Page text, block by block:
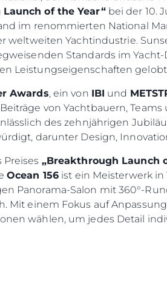
of the Year“bei der 10.
im renommierten National
weltweiten Yachtindustrie.
Standards im
Leistungseigenschaften
Awards, ein von IBI und
von Yachtbauern,
des zehnjährigen
darunter Design,
Preises „Breakthrough Launch
Ocean 156 ist ein Meisterwerk
Panorama-Salon mit 360°-
Mit einem Fokus auf
wählen, um jedes Detail
Standort Karte